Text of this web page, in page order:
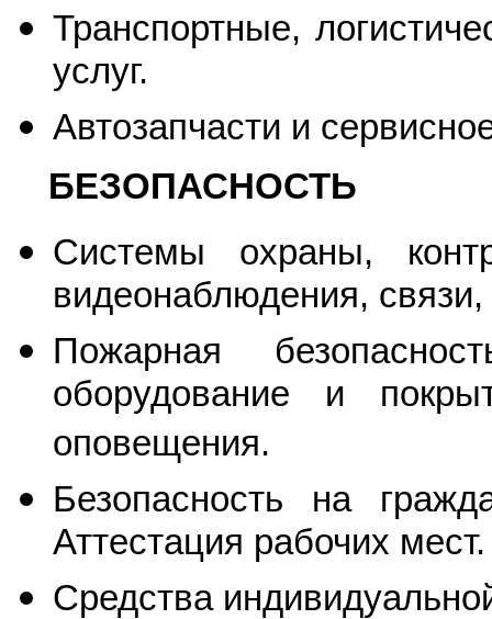
Транспортные,
услуг.
Автозапчасти и
БЕЗОПАСНОСТЬ
Системы охраны,
видеонаблюдения, связи,
Пожарная
оборудование и
оповещения.
Безопасность на
Аттестация рабочих мест.
Средства